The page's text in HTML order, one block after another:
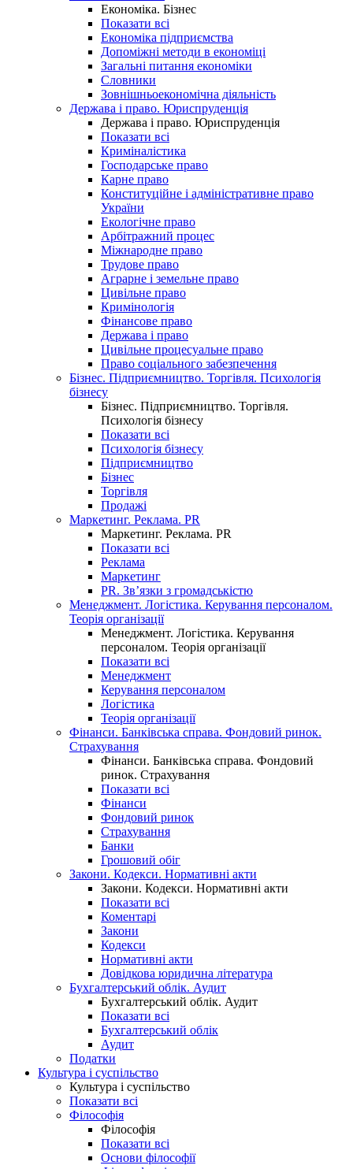
Економіка. Бізнес
Показати всі
Економіка підприємства
Допоміжні методи в економіці
Загальні питання економіки
Словники
Зовнішньоекономічна діяльність
Держава і право. Юриспруденція
Держава і право. Юриспруденція
Показати всі
Криміналістика
Господарське право
Карне право
Конституційне і адміністративне право
України
Екологічне право
Арбітражний процес
Міжнародне право
Трудове право
Аграрне і земельне право
Цивільне право
Кримінологія
Фінансове право
Держава і право
Цивільне процесуальне право
Право соціального забезпечення
Бізнес. Підприємництво. Торгівля. Психологія
бізнесу
Бізнес. Підприємництво. Торгівля.
Психологія бізнесу
Показати всі
Психологія бізнесу
Підприємництво
Бізнес
Торгівля
Продажі
Маркетинг. Реклама. PR
Маркетинг. Реклама. PR
Показати всі
Реклама
Маркетинг
PR. Зв’язки з громадськістю
Менеджмент. Логістика. Керування персоналом.
Теорія організації
Менеджмент. Логістика. Керування
персоналом. Теорія організації
Показати всі
Менеджмент
Керування персоналом
Логістика
Теорія організації
Фінанси. Банківська справа. Фондовий ринок.
Страхування
Фінанси. Банківська справа. Фондовий
ринок. Страхування
Показати всі
Фінанси
Фондовий ринок
Страхування
Банки
Грошовий обіг
Закони. Кодекси. Нормативні акти
Закони. Кодекси. Нормативні акти
Показати всі
Коментарі
Закони
Кодекси
Нормативні акти
Довідкова юридична література
Бухгалтерський облік. Аудит
Бухгалтерський облік. Аудит
Показати всі
Бухгалтерський облік
Аудит
Податки
Культура і суспільство
Культура і суспільство
Показати всі
Філософія
Філософія
Показати всі
Основи філософії